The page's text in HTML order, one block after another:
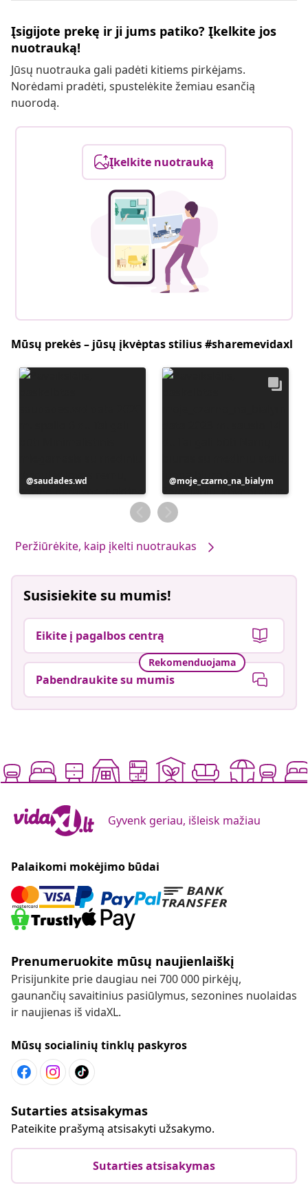
Įsigijote prekę ir ji jums patiko? Įkelkite jos
nuotrauką!
Jūsų nuotrauka gali padėti kitiems pirkėjams.
Norėdami pradėti, spustelėkite žemiau esančią
nuorodą.
Įkelkite nuotrauką
Mūsų prekės – jūsų įkvėptas stilius #sharemevidaxl
Įrašą
paskelbė
saudades.wd
Įrašą
paskelbė
moje_czarno_na_bialym
Peržiūrėkite, kaip įkelti nuotraukas
Susisiekite su mumis!
Eikite į pagalbos centrą
Rekomenduojama
Pabendraukite su mumis
Gyvenk geriau, išleisk mažiau
Palaikomi mokėjimo būdai
Prenumeruokite mūsų naujienlaiškį
Prisijunkite prie daugiau nei 700 000 pirkėjų,
gaunančių savaitinius pasiūlymus, sezonines nuolaidas
ir naujienas iš vidaXL.
Mūsų socialinių tinklų paskyros
Sutarties atsisakymas
Pateikite prašymą atsisakyti užsakymo.
Sutarties atsisakymas